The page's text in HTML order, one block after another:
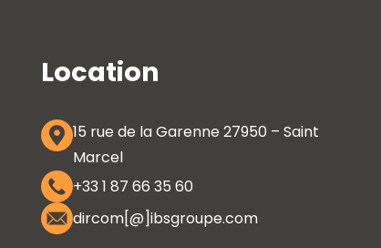
Location
15 rue de la Garenne 27950 – Saint
Marcel
+33 1 87 66 35 60
dircom[@]ibsgroupe.com